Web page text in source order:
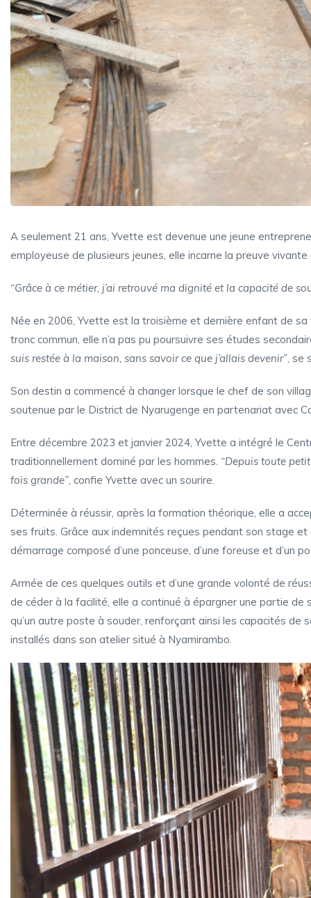
A seulement 21 ans, Yvette est devenue une jeune
employeuse de plusieurs jeunes, elle incarne la preuve
“Grâce à ce métier, j’ai retrouvé ma dignité et la capacité de
Née en 2006, Yvette est la troisième et dernière enfant de
tronc commun, elle n’a pas pu poursuivre ses études
suis restée à la maison, sans savoir ce que j’allais devenir” , se
Son destin a commencé à changer lorsque le chef de son
soutenue par le District de Nyarugenge en partenariat avec
Entre décembre 2023 et janvier 2024, Yvette a intégré le
traditionnellement dominé par les hommes. “Depuis toute
fois grande” , confie Yvette avec un sourire.
Déterminée à réussir, après la formation théorique, elle a
ses fruits. Grâce aux indemnités reçues pendant son stage
démarrage composé d’une ponceuse, d’une foreuse et d’un
Armée de ces quelques outils et d’une grande volonté de
de céder à la facilité, elle a continué à épargner une partie
qu’un autre poste à souder, renforçant ainsi les capacités de
installés dans son atelier situé à Nyamirambo.